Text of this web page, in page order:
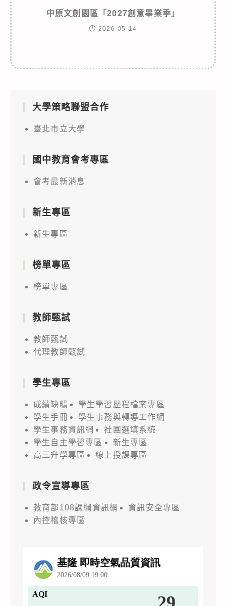
中原文創園區「2027創意畢業季」
2026-05-14
大學策略聯盟合作
臺北市立大學
國中教育會考專區
會考最新消息
新生專區
新生專區
榜單專區
榜單專區
教師甄試
教師甄試
代理教師甄試
學生專區
成績缺曠
學生學習歷程檔案專區
學生手冊
學生事務與轉導工作網
學生事務資訊網
社團選填系統
學生自主學習專區
新生專區
高三升學專區
線上授課專區
政令宣導專區
教育部108課綱資訊網
資訊安全專區
內控稽核專區